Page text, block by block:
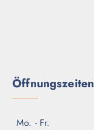
Öffnungszeiten
Mo. - Fr.